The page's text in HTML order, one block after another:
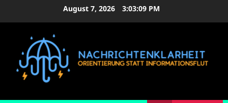
August 7, 2026 3:03:09 PM